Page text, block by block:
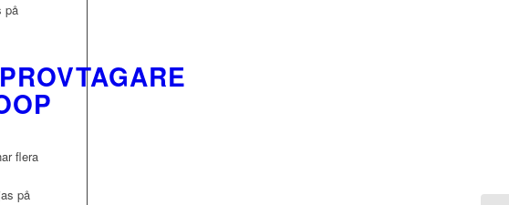
på
flera
på